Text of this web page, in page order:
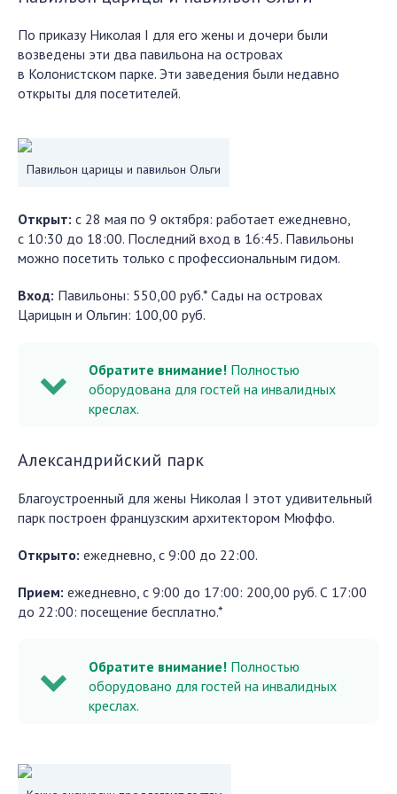
По приказу Николая I для его жены и дочери были
возведены эти два павильона на островах
в Колонистском парке. Эти заведения были недавно
открыты для посетителей.
Павильон царицы и павильон Ольги
Открыт: с 28 мая по 9 октября: работает ежедневно,
с 10:30 до 18:00. Последний вход в 16:45. Павильоны
можно посетить только с профессиональным гидом.
Вход: Павильоны: 550,00 руб.* Сады на островах
Царицын и Ольгин: 100,00 руб.
Обратите внимание! Полностью
оборудована для гостей на инвалидных
креслах.
Александрийский парк
Благоустроенный для жены Николая I этот удивительный
парк построен французским архитектором Мюффо.
Открыто: ежедневно, с 9:00 до 22:00.
Прием: ежедневно, с 9:00 до 17:00: 200,00 руб. С 17:00
до 22:00: посещение бесплатно.*
Обратите внимание! Полностью
оборудовано для гостей на инвалидных
креслах.